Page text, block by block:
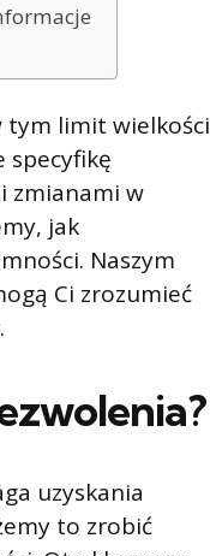
tym limit wielkości
specyfikę
zmianami w
jak
Naszym
Ci zrozumieć
uzyskania
to zrobić